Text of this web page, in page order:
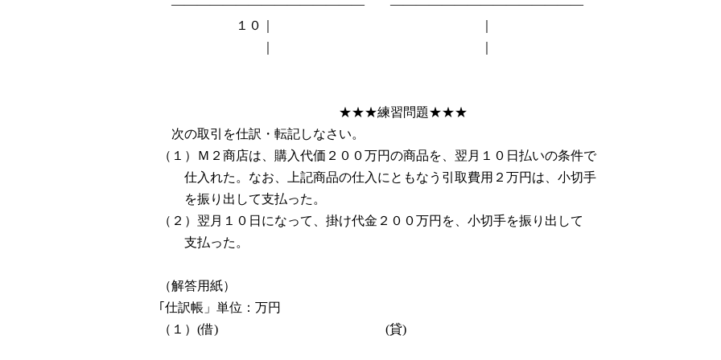
――――――――――――――― ―――――――――――――――
１０｜ ｜
★★★練習問題★★★
次の取引を仕訳・転記しなさい。
（１）Ｍ２商店は、購入代価２００万円の商品を、翌月１０日払いの条件で
仕入れた。なお、上記商品の仕入にともなう引取費用２万円は、小切手
を振り出して支払った。
（２）翌月１０日になって、掛け代金２００万円を、小切手を振り出して
支払った。
（解答用紙）
｢仕訳帳」単位：万円
（１）(借) (貸)